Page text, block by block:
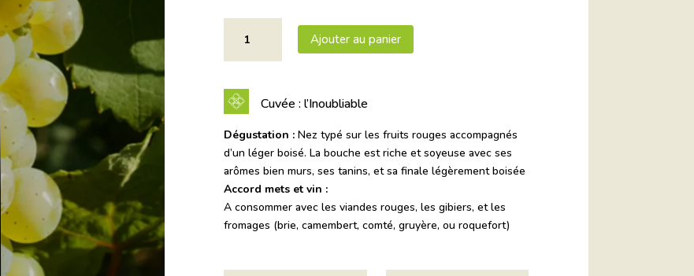
Pinot
2020
AOC
Alsace
"L'Inoubliable"
élevé
en
fût
de
Ajouter au panier
Cuvée : l’Inoubliable
Dégustation :Nez typé sur les fruits rouges accompagnés
d’un léger boisé. La bouche est riche et soyeuse avec ses
arômes bien murs, ses tanins, et sa finale légèrement boisée
Accord mets et vin :
A consommer avec les viandes rouges, les gibiers, et les
fromages (brie, camembert, comté, gruyère, ou roquefort)